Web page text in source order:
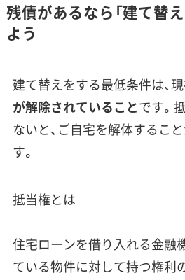
残債があるなら「建て替
よう
建て替えをする最低条件は、
が解除されていることです。
ないと、ご自宅を解体するこ
す。
抵当権とは
住宅ローンを借り入れる金融
ている物件に対して持つ権利